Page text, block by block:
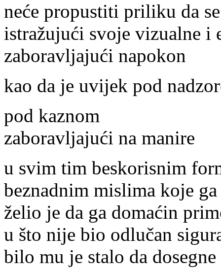
neće propustiti priliku da
istražujući svoje vizualne i
zaboravljajući napokon
kao da je uvijek pod
pod kaznom
zaboravljajući na manire
u svim tim beskorisnim
beznadnim mislima koje
želio je da ga domaćin
u što nije bio odlučan
bilo mu je stalo da